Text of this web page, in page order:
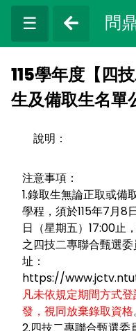
☰ 問
115學年度【四
生及備取生名單
說明：
注意事項：
1.錄取生無論正取或備
學程，須於115年7月8
日（星期五）17:00止
之四技二專聯合甄選
址：
https://
凡未依規定期間方式
發，視同放棄錄取資格。
2.四技二專聯合甄選